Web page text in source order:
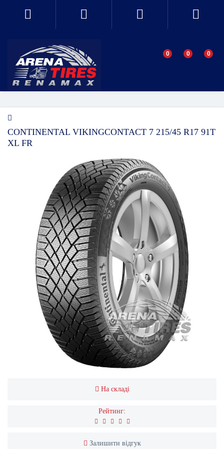
0 0 0
CONTINENTAL VIKINGCONTACT 7 215/45 R17 91T
XL FR
На складі
Рейтинг:
Залишити відгук